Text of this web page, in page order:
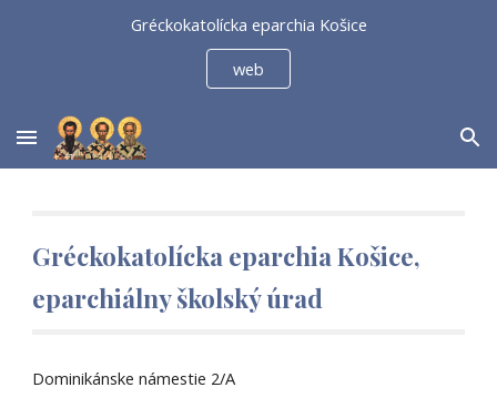
Gréckokatolícka eparchia Košice
web
Gréckokatolícka eparchia Košice,
eparchiálny školský úrad
Dominikánske námestie 2/A